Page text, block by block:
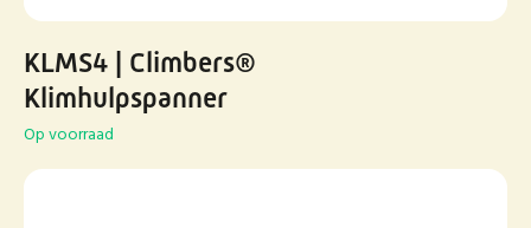
KLMS4 | Climbers®
Klimhulpspanner
Op voorraad